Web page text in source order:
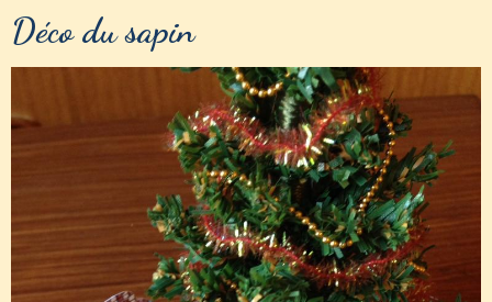
Déco du sapin